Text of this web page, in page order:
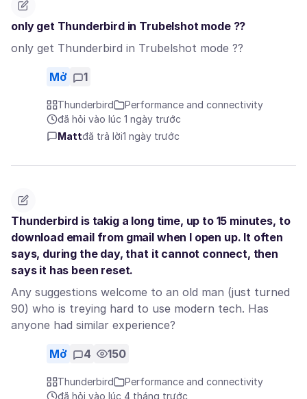
only get Thunderbird in Trubelshot mode ??
only get Thunderbird in Trubelshot mode ??
Mở 1
Thunderbird
Performance and connectivity
đã hỏi vào lúc 1 ngày trước
Mattđã trả lời1 ngày trước
Thunderbird is takig a long time, up to 15 minutes, to
download email from gmail when I open up. It often
says, during the day, that it cannot connect, then
says it has been reset.
Any suggestions welcome to an old man (just turned
90) who is treying hard to use modern tech. Has
anyone had similar experience?
Mở 4 150
Thunderbird
Performance and connectivity
đã hỏi vào lúc 4 tháng trước